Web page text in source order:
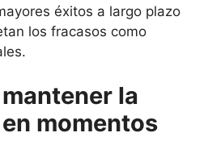
éxitos a largo plazo
los fracasos como
la
momentos